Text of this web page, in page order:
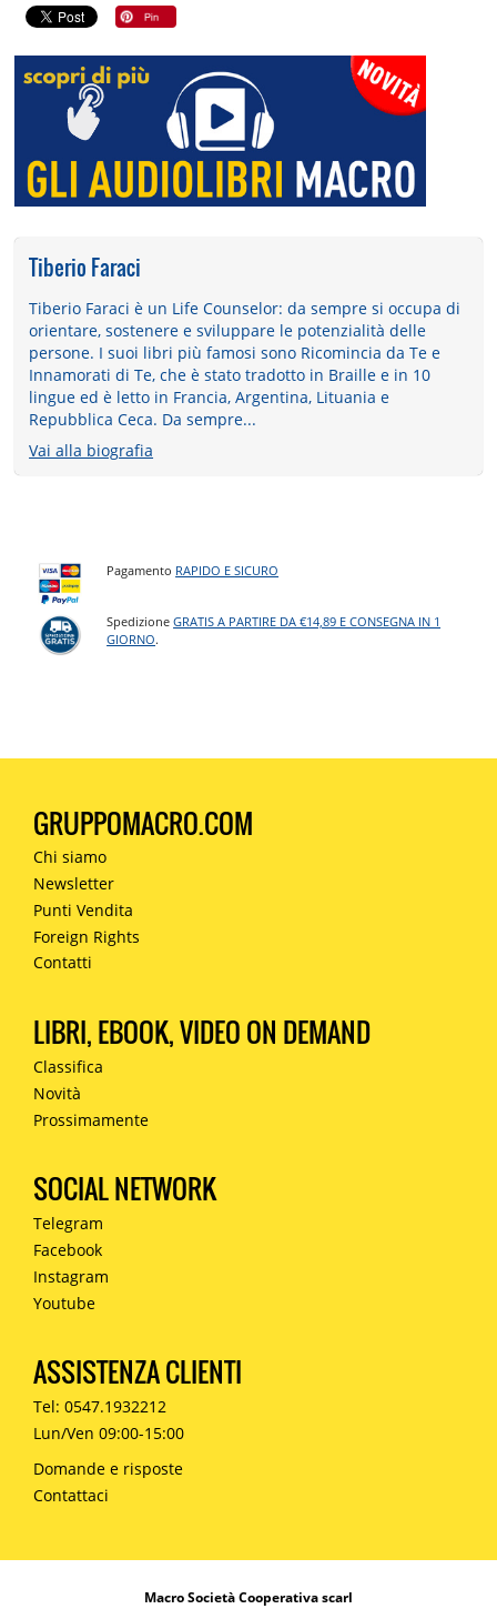
Tiberio Faraci
Tiberio Faraci è un Life Counselor: da sempre si occupa di
orientare, sostenere e sviluppare le potenzialità delle
persone. I suoi libri più famosi sono Ricomincia da Te e
Innamorati di Te, che è stato tradotto in Braille e in 10
lingue ed è letto in Francia, Argentina, Lituania e
Repubblica Ceca. Da sempre...
Vai alla biografia
Pagamento RAPIDO E SICURO
SpedizioneGRATIS A PARTIRE DA €14,89 E CONSEGNA IN 1
GIORNO.
GRUPPOMACRO.COM
Chi siamo
Newsletter
Punti Vendita
Foreign Rights
Contatti
LIBRI, EBOOK, VIDEO ON DEMAND
Classifica
Novità
Prossimamente
SOCIAL NETWORK
Telegram
Facebook
Instagram
Youtube
ASSISTENZA CLIENTI
Tel: 0547.1932212
Lun/Ven 09:00-15:00
Domande e risposte
Contattaci
Macro Società Cooperativa scarl